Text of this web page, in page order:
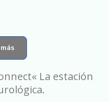
La estación